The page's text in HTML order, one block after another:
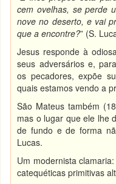
cem ovelhas, se perde
nove no deserto, e vai
que a encontre?” (S.
Jesus responde à
seus adversários e,
os pecadores, expõe
quais estamos vendo a
São Mateus também
mas o lugar que ele lhe
de fundo e de forma
Lucas.
Um modernista
catequéticas primitivas